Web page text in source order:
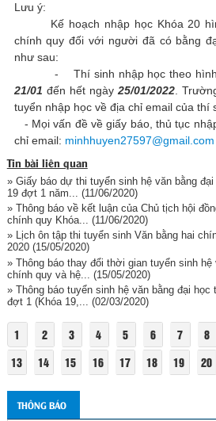
Lưu ý:
Kế hoạch nhập học Khóa 20
chính quy đối với người đã có bằng
như sau:
- Thí sinh nhập học theo hình
21/01 đến hết ngày 25/01/2022.
tuyển nhập học về địa chỉ email của thí
- Mọi vấn đề về giấy báo, thủ tục
chỉ email: minhhuyen27597@gmail.com
Tin bài liên quan
» Giấy báo dự thi tuyển sinh hệ văn bằng
19 đợt 1 năm...
(11/06/2020)
» Thông báo về kết luận của Chủ tịch hội
chính quy Khóa... (11/06/2020)
» Lịch ôn tập thi tuyển sinh Văn bằng hai
2020(15/05/2020)
» Thông báo thay đổi thời gian tuyển sinh
chính quy và hệ...
(15/05/2020)
» Thông báo tuyển sinh hệ văn bằng đại
đợt 1 (Khóa 19,... (02/03/2020)
1 2 3 4 5 6 7 8
13
14 15 16 17 18 19 20
THÔNG BÁO